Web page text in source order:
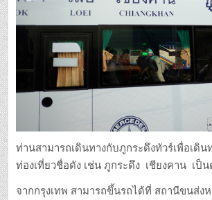
ท่านสามารถเดินทางกับภูกระดึงทัวร์เพื่อเดิน
ท่องเที่ยวชื่อดัง เช่น ภูกระดึง เชียงคาน เป็
จากกรุงเทพ สามารถขึ้นรถได้ที่ สถานีขนส่ง